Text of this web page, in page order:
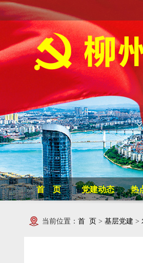
首 页 党建动态 热
当前位置： 首 页 > 基层党建 >